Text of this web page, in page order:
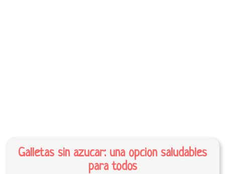
Galletas sin azucar: una opcion saludables
para todos